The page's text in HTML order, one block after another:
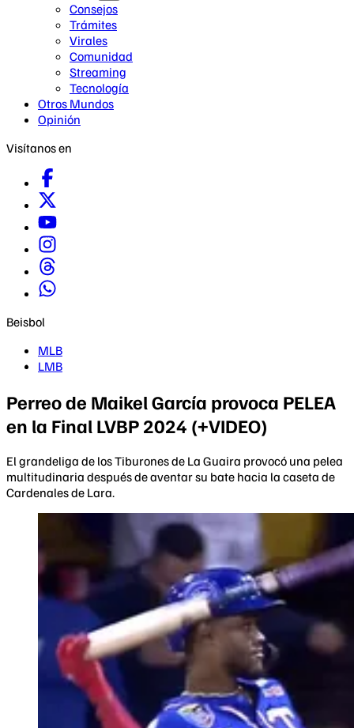
Consejos
Trámites
Virales
Comunidad
Streaming
Tecnología
Otros Mundos
Opinión
Visítanos en
Beisbol
MLB
LMB
Perreo de Maikel García provoca PELEA
en la Final LVBP 2024 (+VIDEO)
El grandeliga de los Tiburones de La Guaira provocó una pelea
multitudinaria después de aventar su bate hacia la caseta de
Cardenales de Lara.